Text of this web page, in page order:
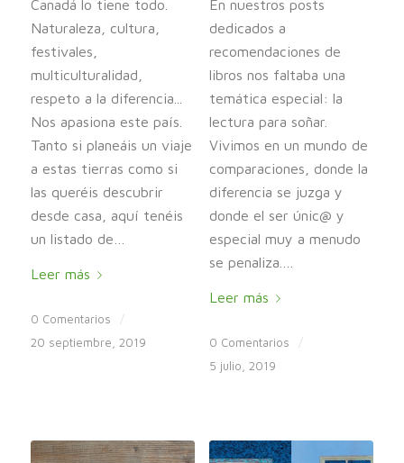
Canadá lo tiene todo.
Naturaleza, cultura,
festivales,
multiculturalidad,
respeto a la diferencia...
Nos apasiona este país.
Tanto si planeáis un viaje
a estas tierras como si
las queréis descubrir
desde casa, aquí tenéis
un listado de…
Leer más
0 Comentarios
/
20 septiembre, 2019
En nuestros posts
dedicados a
recomendaciones de
libros nos faltaba una
temática especial: la
lectura para soñar.
Vivimos en un mundo de
comparaciones, donde la
diferencia se juzga y
donde el ser únic@ y
especial muy a menudo
se penaliza.…
Leer más
0 Comentarios
/
5 julio, 2019